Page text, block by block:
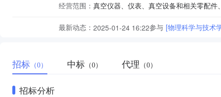
经营范围：
最新动态： 2025-01-24 16:22参与 [物理科学与技术
招标 （0） 中标 （0） 代理 （0）
招标分析